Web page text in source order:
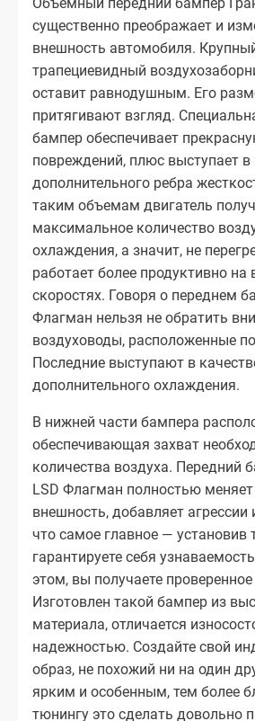
существенно преображает и
внешность автомобиля.
трапециевидный
оставит равнодушным. Его
притягивают взгляд.
бампер обеспечивает
повреждений, плюс выступает в
дополнительного ребра
таким объемам двигатель
максимальное количество
охлаждения, а значит, не
работает более продуктивно на
скоростях. Говоря о переднем
Флагман нельзя не обратить
воздуховоды, расположенные
Последние выступают в
дополнительного охлаждения.
В нижней части бампера
обеспечивающая захват
количества воздуха. Передний
LSD Флагман полностью
внешность, добавляет
что самое главное — установив
гарантируете себя
этом, вы получаете проверенное
Изготовлен такой бампер из
материала, отличается
надежностью. Создайте свой
образ, не похожий ни на один
ярким и особенным, тем более
тюнингу это сделать довольно